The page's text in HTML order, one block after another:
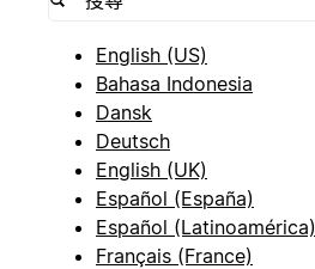
English (US)
Bahasa Indonesia
Dansk
Deutsch
English (UK)
Español (España)
Español (Latinoamérica)
Français (France)